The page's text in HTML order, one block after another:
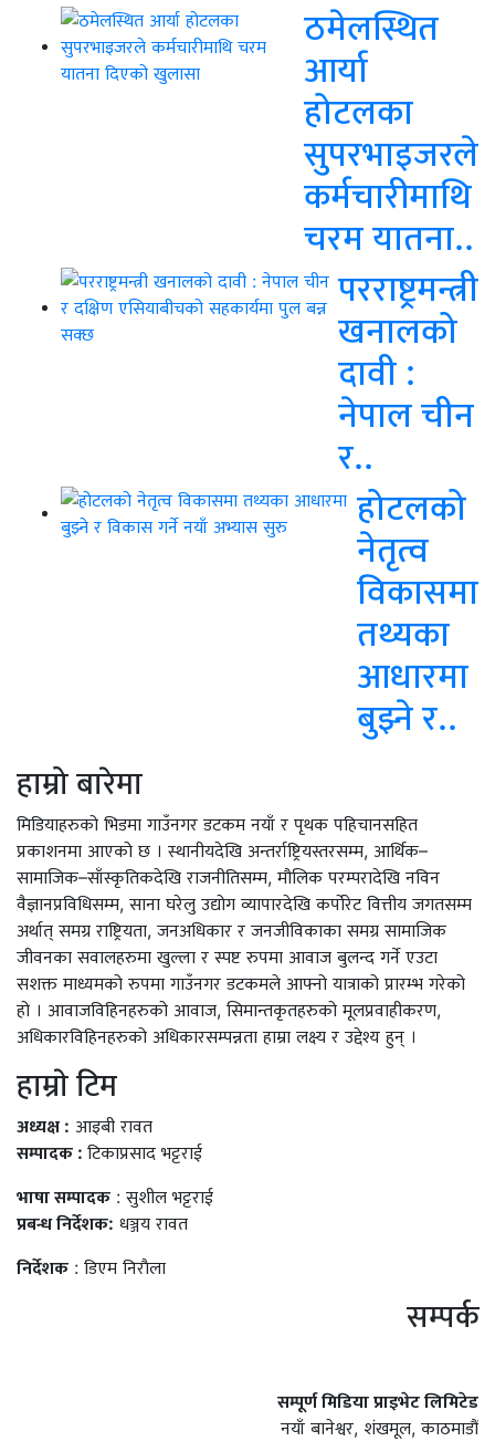
ठमेलस्थित
आर्या
होटलका
सुपरभाइजरले
कर्मचारीमाथि
चरम यातना..
परराष्ट्रमन्त्री
खनालको
दावी :
नेपाल चीन
र..
होटलको
नेतृत्व
विकासमा
तथ्यका
आधारमा
बुझ्ने र..
हाम्रो बारेमा
मिडियाहरुको भिडमा गाउँनगर डटकम नयाँ र पृथक पहिचानसहित
प्रकाशनमा आएको छ । स्थानीयदेखि अन्तर्राष्ट्रियस्तरसम्म, आर्थिक–
सामाजिक–साँस्कृतिकदेखि राजनीतिसम्म, मौलिक परम्परादेखि नविन
वैज्ञानप्रविधिसम्म, साना घरेलु उद्योग व्यापारदेखि कर्पोरेट वित्तीय जगतसम्म
अर्थात् समग्र राष्ट्रियता, जनअधिकार र जनजीविकाका समग्र सामाजिक
जीवनका सवालहरुमा खुल्ला र स्पष्ट रुपमा आवाज बुलन्द गर्ने एउटा
सशक्त माध्यमको रुपमा गाउँनगर डटकमले आफ्नो यात्राको प्रारम्भ गरेको
हो । आवाजविहिनहरुको आवाज, सिमान्तकृतहरुको मूलप्रवाहीकरण,
अधिकारविहिनहरुको अधिकारसम्पन्नता हाम्रा लक्ष्य र उद्देश्य हुन् ।
हाम्राे टिम
अध्यक्ष : आइबी रावत
सम्पादक : टिकाप्रसाद भट्टराई
भाषा सम्पादक : सुशील भट्टराई
प्रबन्ध निर्देशक: धञ्जय रावत
निर्देशक : डिएम निराैला
सम्पर्क
सम्पूर्ण मिडिया प्राइभेट लिमिटेड
नयाँ बानेश्वर, शंखमूल, काठमाडौं